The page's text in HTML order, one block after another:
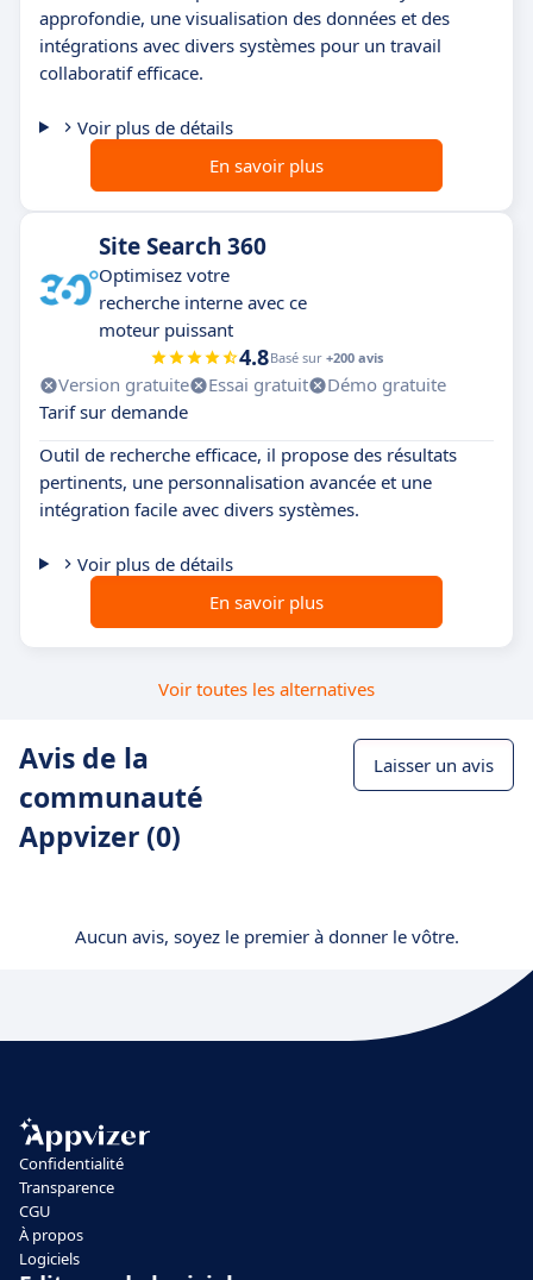
approfondie, une visualisation des données et des
intégrations avec divers systèmes pour un travail
collaboratif efficace.
Voir plus de détails
En savoir plus
Site Search 360
Optimisez votre
recherche interne avec ce
moteur puissant
4.8Basé sur +200 avis
Version gratuite Essai gratuit
Démo gratuite
Tarif sur demande
Outil de recherche efficace, il propose des résultats
pertinents, une personnalisation avancée et une
intégration facile avec divers systèmes.
Voir plus de détails
En savoir plus
Voir toutes les alternatives
Avis de la
communauté
Appvizer (0)
Laisser un avis
Aucun avis, soyez le premier à donner le vôtre.
Confidentialité
Transparence
CGU
À propos
Logiciels